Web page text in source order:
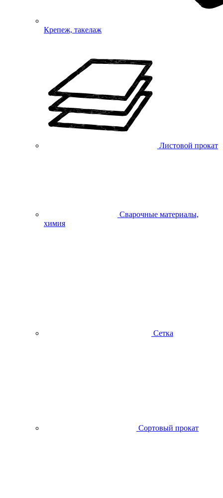
Крепеж, такелаж
Листовой прокат
Сварочные материалы,
химия
Сетка
Сортовый прокат